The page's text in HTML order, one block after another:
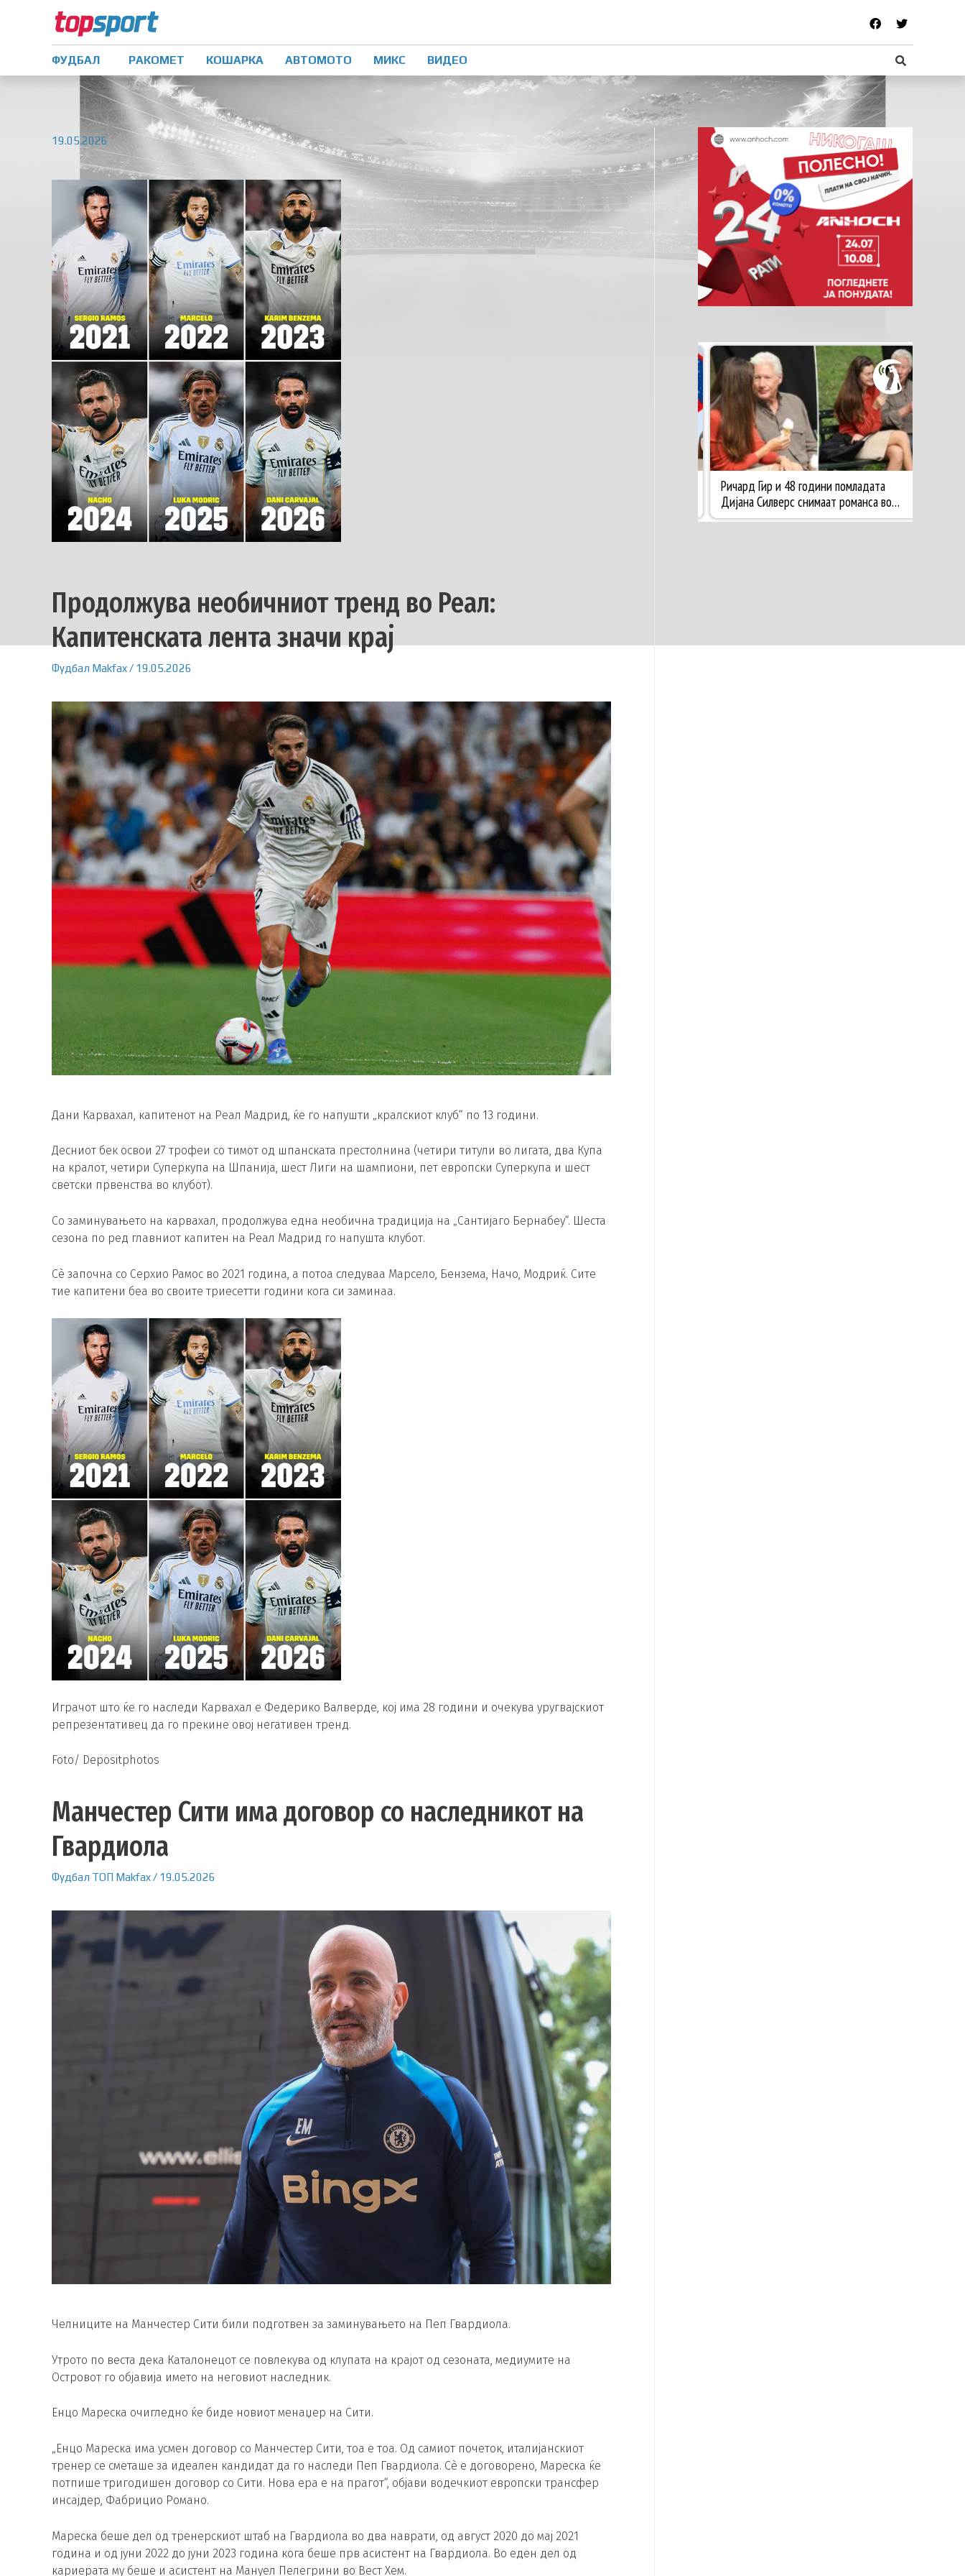
ФУДБАЛ РАКОМЕТ КОШАРКА АВТОМОТО МИКС ВИДЕО
19.05.2026
Продолжува необичниот тренд во Реал:
Капитенската лента значи крај
Фудбал Makfax/ 19.05.2026
Дани Карвахал, капитенот на Реал Мадрид, ќе го напушти „кралскиот клуб“ по 13 години.
Десниот бек освои 27 трофеи со тимот од шпанската престолнина (четири титули во лигата, два Купа
на кралот, четири Суперкупа на Шпанија, шест Лиги на шампиони, пет европски Суперкупа и шест
светски првенства во клубот).
Со заминувањето на карвахал, продолжува една необична традиција на „Сантијаго Бернабеу“. Шеста
сезона по ред главниот капитен на Реал Мадрид го напушта клубот.
Сè започна со Серхио Рамос во 2021 година, а потоа следуваа Марсело, Бензема, Начо, Модриќ. Сите
тие капитени беа во своите триесетти години кога си заминаа.
Играчот што ќе го наследи Карвахал е Федерико Валверде, кој има 28 години и очекува уругвајскиот
репрезентативец да го прекине овој негативен тренд.
Foto/ Depositphotos
Манчестер Сити има договор со наследникот на
Гвардиола
Фудбал ТОП Makfax/ 19.05.2026
Челниците на Манчестер Сити били подготвен за заминувањето на Пеп Гвардиола.
Утрото по веста дека Каталонецот се повлекува од клупата на крајот од сезоната, медиумите на
Островот го објавија името на неговиот наследник.
Енцо Мареска очигледно ќе биде новиот менаџер на Сити.
„Енцо Мареска има усмен договор со Манчестер Сити, тоа е тоа. Од самиот почеток, италијанскиот
тренер се сметаше за идеален кандидат да го наследи Пеп Гвардиола. Сè е договорено, Мареска ќе
потпише тригодишен договор со Сити. Нова ера е на прагот“, објави водечкиот европски трансфер
инсајдер, Фабрицио Романо.
Мареска беше дел од тренерскиот штаб на Гвардиола во два наврати, од август 2020 до мај 2021
година и од јуни 2022 до јуни 2023 година кога беше прв асистент на Гвардиола. Во еден дел од
кариерата му беше и асистент на Мануел Пелегрини во Вест Хем.